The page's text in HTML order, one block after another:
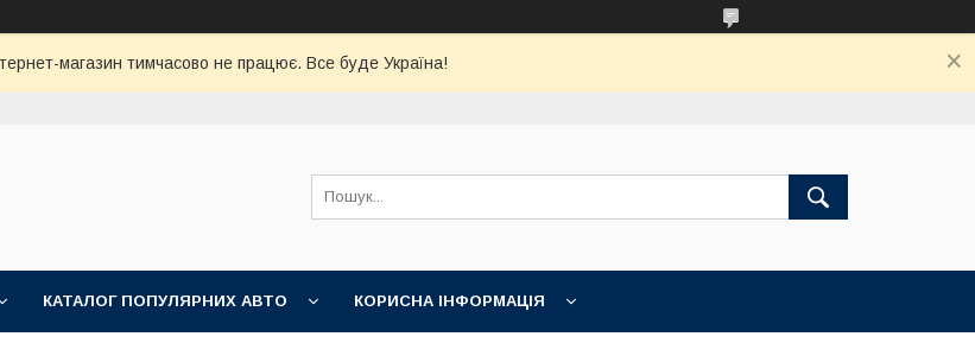
магазин тимчасово не працює. Все буде Україна!
КАТАЛОГ ПОПУЛЯРНИХ АВТО КОРИСНА ІНФОРМАЦІЯ